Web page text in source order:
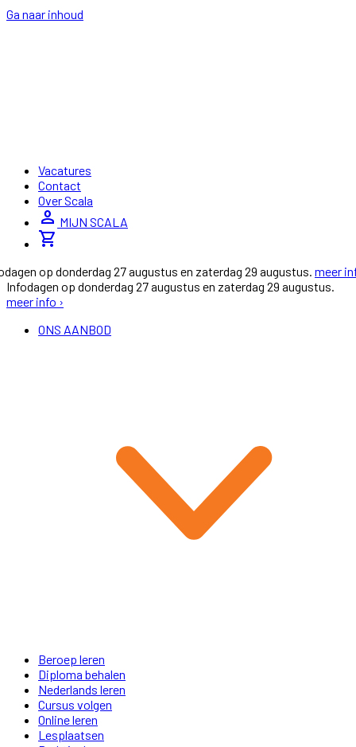
Ga naar inhoud
Vacatures
Contact
Over Scala
person MIJN SCALA
shopping_cart
op donderdag 27 augustus en zaterdag 29 augustus. meer
Infodagen op donderdag 27 augustus en zaterdag 29 augustus.
meer info ›
ONS AANBOD
Beroep leren
Diploma behalen
Nederlands leren
Cursus volgen
Online leren
Lesplaatsen